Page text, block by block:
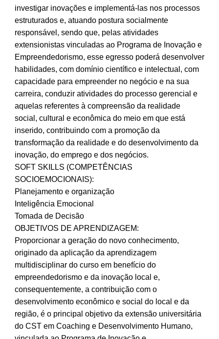
investigar inovações e implementá-las nos processos
estruturados e, atuando postura socialmente
responsável, sendo que, pelas atividades
extensionistas vinculadas ao Programa de Inovação e
Empreendedorismo, esse egresso poderá desenvolver
habilidades, com domínio científico e intelectual, com
capacidade para empreender no negócio e na sua
carreira, conduzir atividades do processo gerencial e
aquelas referentes à compreensão da realidade
social, cultural e econômica do meio em que está
inserido, contribuindo com a promoção da
transformação da realidade e do desenvolvimento da
inovação, do emprego e dos negócios.
SOFT SKILLS (COMPETÊNCIAS
SOCIOEMOCIONAIS):
Planejamento e organização
Inteligência Emocional
Tomada de Decisão
OBJETIVOS DE APRENDIZAGEM:
Proporcionar a geração do novo conhecimento,
originado da aplicação da aprendizagem
multidisciplinar do curso em benefício do
empreendedorismo e da inovação local e,
consequentemente, a contribuição com o
desenvolvimento econômico e social do local e da
região, é o principal objetivo da extensão universitária
do CST em Coaching e Desenvolvimento Humano,